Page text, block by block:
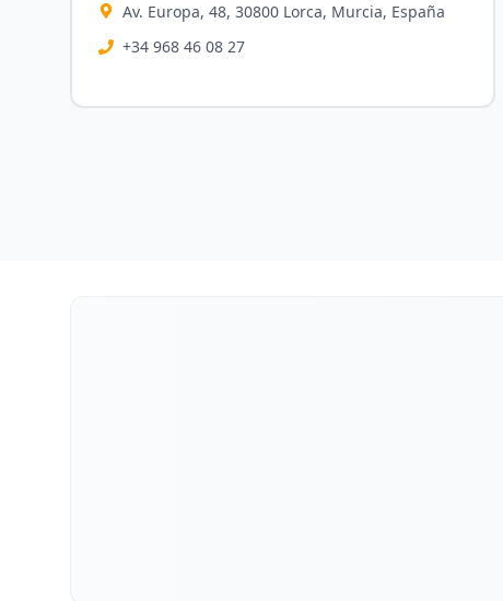
Av. Europa, 48, 30800 Lorca, Murcia, España
+34 968 46 08 27